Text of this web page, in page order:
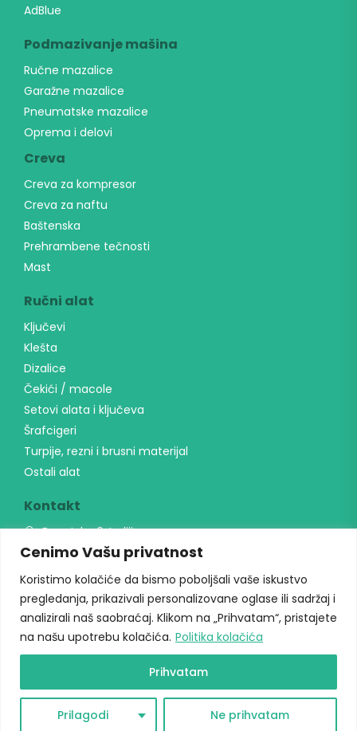
Cenimo Vašu privatnost
Koristimo kolačiće da bismo poboljšali vaše iskustvo
pregledanja, prikazivali personalizovane oglase ili sadržaj i
analizirali naš saobraćaj. Klikom na „Prihvatam“, pristajete
na našu upotrebu kolačića. Politika kolačića
Prilagodi Ne prihvatam
Prihvatam
AdBlue
Podmazivanje mašina
Ručne mazalice
Garažne mazalice
Pneumatske mazalice
Oprema i delovi
Creva
Creva za kompresor
Creva za naftu
Baštenska
Prehrambene tečnosti
Mast
Ručni alat
Ključevi
Klešta
Dizalice
Čekići / macole
Setovi alata i ključeva
Šrafcigeri
Turpije, rezni i brusni materijal
Ostali alat
Kontakt
Banatska 6, Indjija
064 23 24 291
unialati@gmail.com
Radno vreme
Radni danima: 09h-17h
Vikendom ne radimo